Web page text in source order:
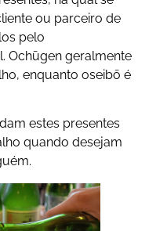
ou parceiro de
pelo
Ochūgen geralmente
enquanto oseibō é
estes presentes
quando desejam